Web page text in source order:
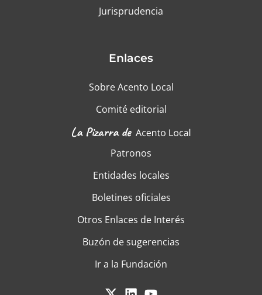
Jurisprudencia
Enlaces
Sobre Acento Local
Comité editorial
Patronos
Entidades locales
Boletines oficiales
Otros Enlaces de Interés
Buzón de sugerencias
Ir a la Fundación